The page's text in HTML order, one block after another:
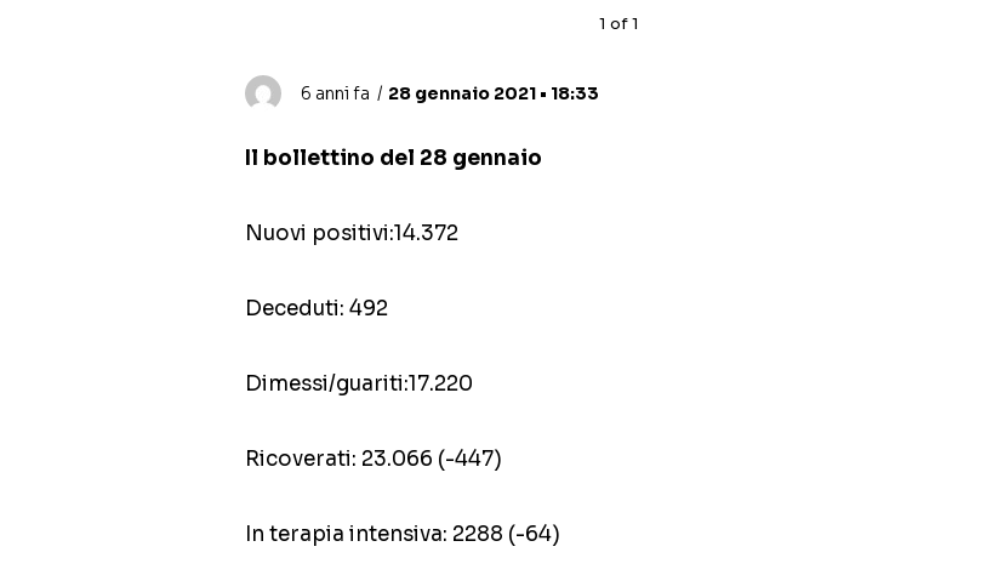
1 of1
6 anni fa 28 gennaio 2021 • 18:33
Il bollettino del 28 gennaio
Nuovi positivi:14.372
Deceduti: 492
Dimessi/guariti:17.220
Ricoverati: 23.066 (-447)
In terapia intensiva: 2288 (-64)